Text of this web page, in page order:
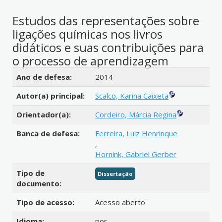
Estudos das representações sobre
ligações químicas nos livros
didáticos e suas contribuições para
o processo de aprendizagem
Detalhes bibliográficos
Ano de defesa:
2014
Autor(a) principal:
Scalco, Karina Caixeta
Orientador(a):
Cordeiro, Márcia Regina
Banca de defesa:
Ferreira, Luiz Henrinque
,
Hornink, Gabriel Gerber
Tipo de
documento:
Dissertação
Tipo de acesso:
Acesso aberto